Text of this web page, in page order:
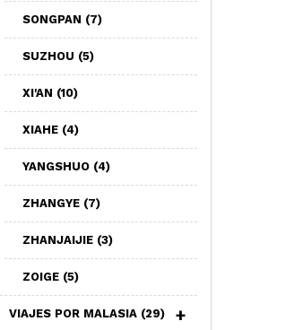
SONGPAN (7)
SUZHOU (5)
XI'AN (10)
XIAHE (4)
YANGSHUO (4)
ZHANGYE (7)
ZHANJAIJIE (3)
ZOIGE (5)
VIAJES POR MALASIA (29)